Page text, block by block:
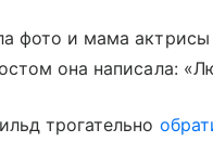
фото и мама
она написала:
трогательно